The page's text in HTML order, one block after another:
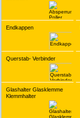
Endkappen
Querstab- Verbinder
Glashalter Glasklemme
Klemmhalter